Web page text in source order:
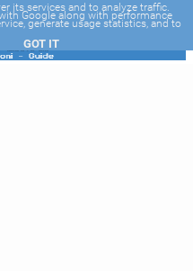
its services and to analyze traffic.
Google along with performance
generate usage statistics, and to
GOT IT